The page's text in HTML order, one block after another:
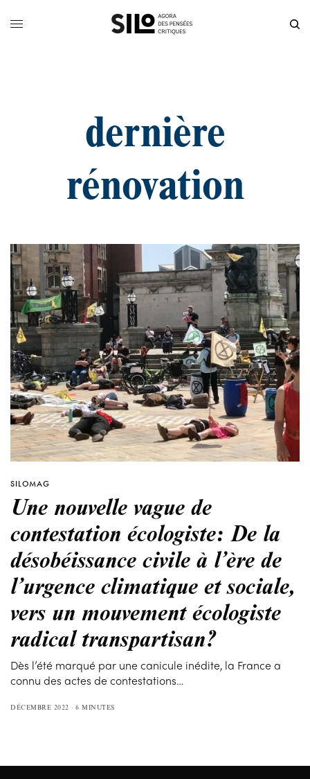
dernière
rénovation
SILOMAG
Une nouvelle vague de
contestation écologiste: De la
désobéissance civile à l’ère de
l’urgence climatique et sociale,
vers un mouvement écologiste
radical transpartisan?
Dès l’été marqué par une canicule inédite, la France a
connu des actes de contestations…
DÉCEMBRE 2022 6 MINUTES